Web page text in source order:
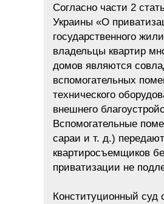
Согласно части 2
Украины «О
государственного
владельцы квартир
домов являются
вспомогательных
технического
внешнего
Вспомогательные
сараи и т. д.)
квартиросъемщиков
приватизации не
Конституционный